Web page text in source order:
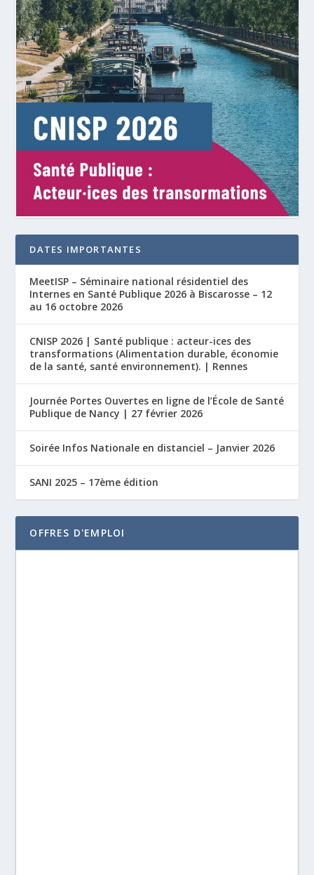
DATES IMPORTANTES
MeetISP – Séminaire national résidentiel des
Internes en Santé Publique 2026 à Biscarosse – 12
au 16 octobre 2026
CNISP 2026 | Santé publique : acteur-ices des
transformations (Alimentation durable, économie
de la santé, santé environnement). | Rennes
Journée Portes Ouvertes en ligne de l’École de Santé
Publique de Nancy | 27 février 2026
Soirée Infos Nationale en distanciel – Janvier 2026
SANI 2025 – 17ème édition
OFFRES D'EMPLOI